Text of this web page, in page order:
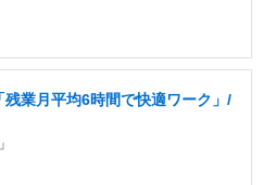
業月平均6時間で快適ワーク」/